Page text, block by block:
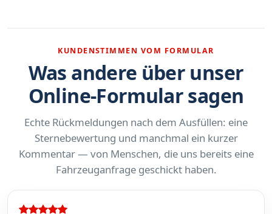
KUNDENSTIMMEN VOM FORMULAR
Was andere über unser
Online-Formular sagen
Echte Rückmeldungen nach dem Ausfüllen: eine
Sternebewertung und manchmal ein kurzer
Kommentar — von Menschen, die uns bereits eine
Fahrzeuganfrage geschickt haben.